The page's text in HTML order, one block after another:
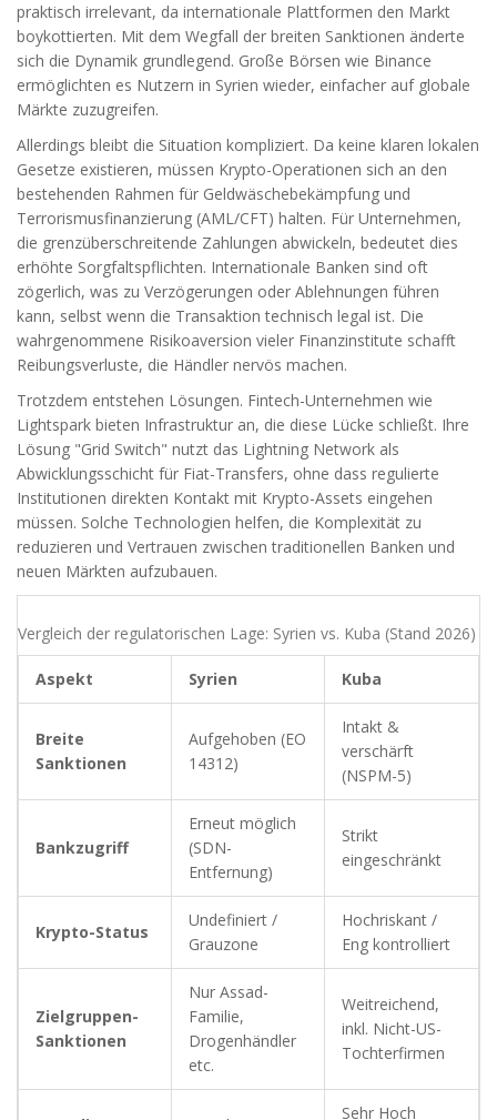
praktisch irrelevant, da internationale Plattformen den Markt
boykottierten. Mit dem Wegfall der breiten Sanktionen änderte
sich die Dynamik grundlegend. Große Börsen wie Binance
ermöglichten es Nutzern in Syrien wieder, einfacher auf globale
Märkte zuzugreifen.
Allerdings bleibt die Situation kompliziert. Da keine klaren lokalen
Gesetze existieren, müssen Krypto-Operationen sich an den
bestehenden Rahmen für Geldwäschebekämpfung und
Terrorismusfinanzierung (AML/CFT) halten. Für Unternehmen,
die grenzüberschreitende Zahlungen abwickeln, bedeutet dies
erhöhte Sorgfaltspflichten. Internationale Banken sind oft
zögerlich, was zu Verzögerungen oder Ablehnungen führen
kann, selbst wenn die Transaktion technisch legal ist. Die
wahrgenommene Risikoaversion vieler Finanzinstitute schafft
Reibungsverluste, die Händler nervös machen.
Trotzdem entstehen Lösungen. Fintech-Unternehmen wie
Lightspark bieten Infrastruktur an, die diese Lücke schließt. Ihre
Lösung "Grid Switch" nutzt das Lightning Network als
Abwicklungsschicht für Fiat-Transfers, ohne dass regulierte
Institutionen direkten Kontakt mit Krypto-Assets eingehen
müssen. Solche Technologien helfen, die Komplexität zu
reduzieren und Vertrauen zwischen traditionellen Banken und
neuen Märkten aufzubauen.
Vergleich der regulatorischen Lage: Syrien vs. Kuba (Stand 2026)
Aspekt Syrien Kuba
Breite
Sanktionen
Aufgehoben (EO
14312)
Intakt &
verschärft
(NSPM-5)
Bankzugriff
Erneut möglich
(SDN-
Entfernung)
Strikt
eingeschränkt
Krypto-Status
Undefiniert /
Grauzone
Hochriskant /
Eng kontrolliert
Zielgruppen-
Sanktionen
Nur Assad-
Familie,
Drogenhändler
etc.
Weitreichend,
inkl. Nicht-US-
Tochterfirmen
Sehr Hoch